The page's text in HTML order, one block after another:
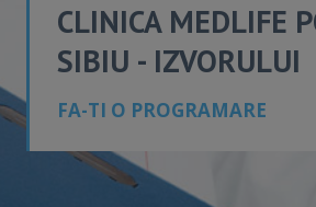
CLINICA MEDLIFE
SIBIU - IZVORULUI
FA-TI O PROGRAMARE